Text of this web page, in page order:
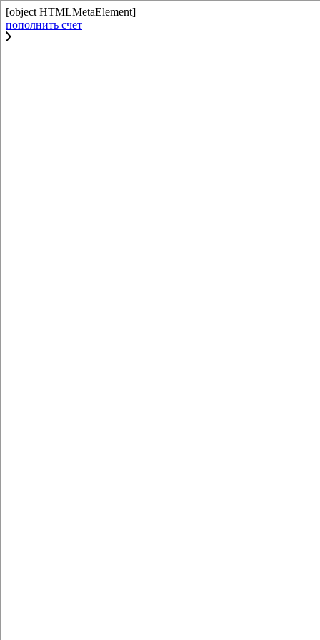
[object HTMLMetaElement]
пополнить счет